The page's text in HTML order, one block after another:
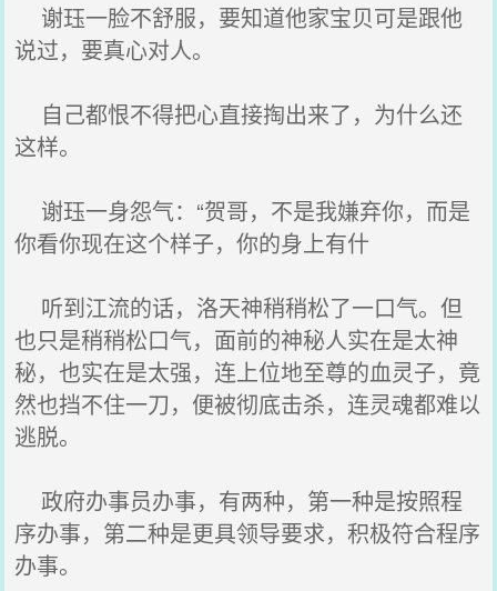
谢珏一脸不舒服，要知道他家宝贝可是跟他
说过，要真心对人。
自己都恨不得把心直接掏出来了，为什么还
这样。
谢珏一身怨气：“贺哥，不是我嫌弃你，而是
你看你现在这个样子，你的身上有什
听到江流的话，洛天神稍稍松了一口气。但
也只是稍稍松口气，面前的神秘人实在是太神
秘，也实在是太强，连上位地至尊的血灵子，竟
然也挡不住一刀，便被彻底击杀，连灵魂都难以
逃脱。
政府办事员办事，有两种，第一种是按照程
序办事，第二种是更具领导要求，积极符合程序
办事。